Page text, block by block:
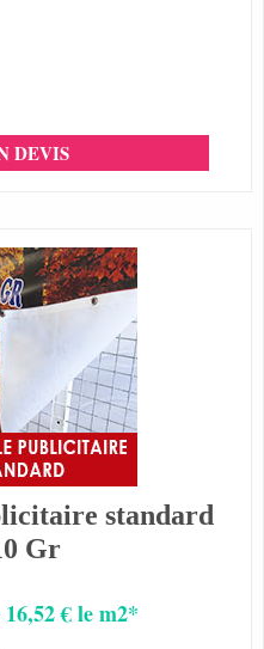
DEVIS
standard
Gr
€ le m2*